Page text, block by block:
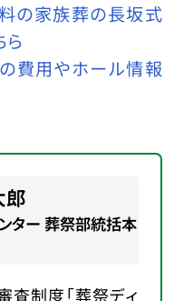
の家族葬の長坂式
ら
費用やホール情報
郎
ター 葬祭部統括本
制度「葬祭ディ